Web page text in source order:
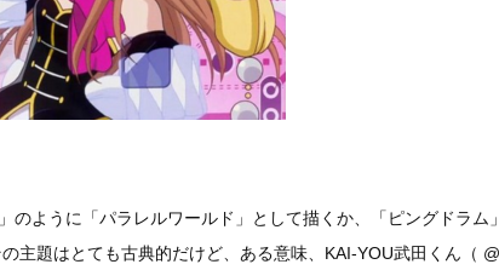
のように「パラレルワールド」として描くか、「ピングドラム
主題はとても古典的だけど、ある意味、KAI-YOU武田くん（